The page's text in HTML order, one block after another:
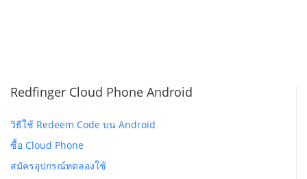
Redfinger Cloud Phone Android
วิธีใช้ Redeem Code บน Android
ซื้อ Cloud Phone
สมัครอุปกรณ์ทดลองใช้